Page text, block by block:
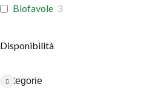
Biofavole 3
Disponibilità
Categorie